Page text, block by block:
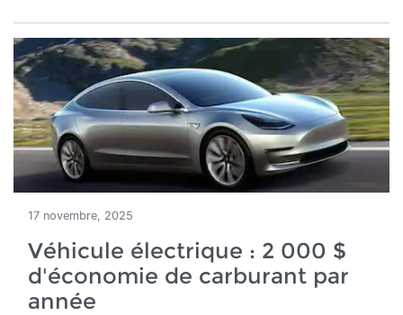
17 novembre, 2025
Véhicule électrique : 2 000 $
d'économie de carburant par
année